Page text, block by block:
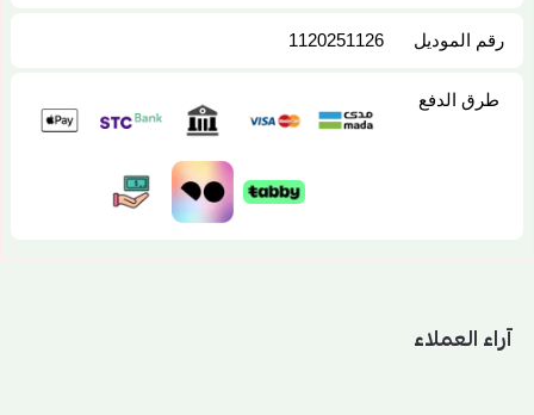
رقم الموديل 1120251126
طرق الدفع
آراء العملاء